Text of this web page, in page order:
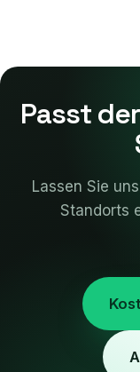
Passt
Lassen Sie
Standorts